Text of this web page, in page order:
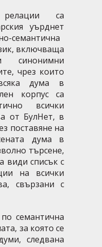
са
уърднет
семантична
включваща
чрез които
дума в
корпус са
всички
от БулНет, в
поставяне на
дума в
търсене,
види списък с
на всички
свързани с
семантична
за която се
следвана